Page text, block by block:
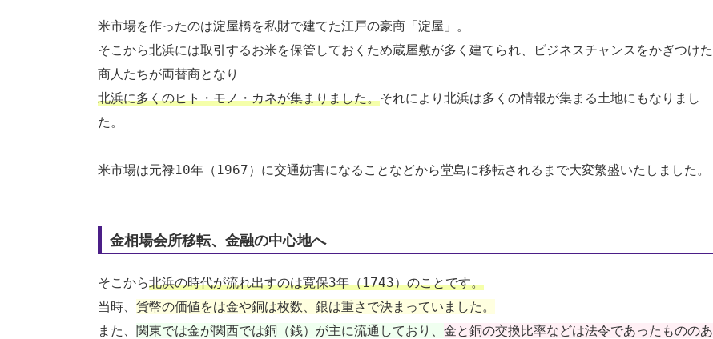
米市場を作ったのは淀屋橋を私財で建てた江戸の豪商「淀屋」。
そこから北浜には取引するお米を保管しておくため蔵屋敷が多く建てられ、ビジネスチャンスをかぎつけた
商人たちが両替商となり
北浜に多くのヒト・モノ・カネが集まりました。それにより北浜は多くの情報が集まる土地にもなりまし
た。
米市場は元禄10年（1967）に交通妨害になることなどから堂島に移転されるまで大変繁盛いたしました。
金相場会所移転、金融の中心地へ
そこから北浜の時代が流れ出すのは寛保3年（1743）のことです。
当時、 貨幣の価値をは金や銅は枚数、銀は重さで決まっていました。
また、 関東では金が関西では銅（銭）が主に流通しており、 金と銅の交換比率などは法令であったもののあ